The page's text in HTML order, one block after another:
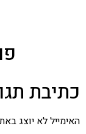
כתיבת
האימייל לא יוצג